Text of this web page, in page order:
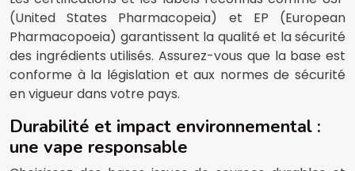
(United States Pharmacopeia) et EP (European
Pharmacopoeia) garantissent la qualité et la sécurité
des ingrédients utilisés. Assurez-vous que la base est
conforme à la législation et aux normes de sécurité
en vigueur dans votre pays.
Durabilité et impact environnemental :
une vape responsable